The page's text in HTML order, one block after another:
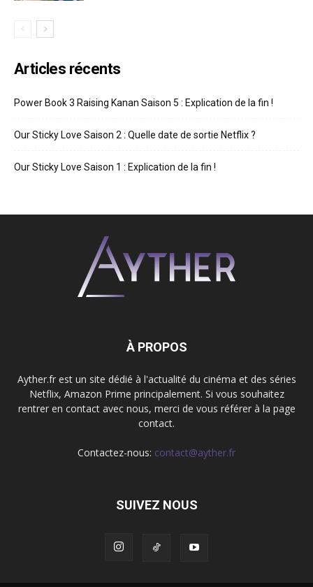
Articles récents
Power Book 3 Raising Kanan Saison 5 : Explication de la fin !
Our Sticky Love Saison 2 : Quelle date de sortie Netflix ?
Our Sticky Love Saison 1 : Explication de la fin !
À PROPOS
Ayther.fr est un site dédié à l'actualité du cinéma et des séries
Netflix, Amazon Prime principalement. Si vous souhaitez
rentrer en contact avec nous, merci de vous référer à la page
contact.
Contactez-nous: contact@ayther.fr
SUIVEZ NOUS